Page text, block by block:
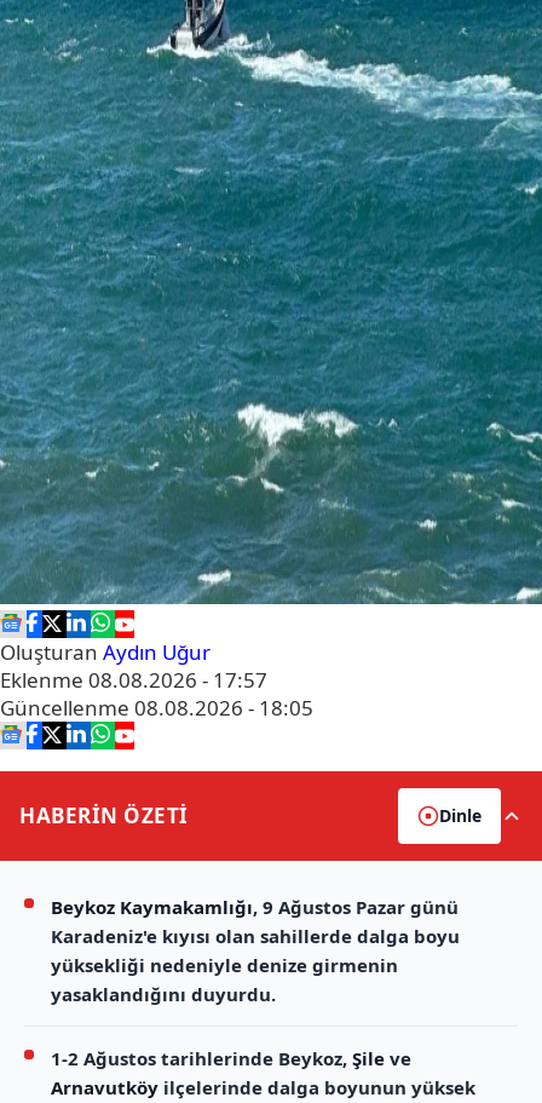
Oluşturan Aydın Uğur
Eklenme 08.08.2026 - 17:57
Güncellenme 08.08.2026 - 18:05
HABERİN ÖZETİ Dinle
Beykoz Kaymakamlığı, 9 Ağustos Pazar günü
Karadeniz'e kıyısı olan sahillerde dalga boyu
yüksekliği nedeniyle denize girmenin
yasaklandığını duyurdu.
1-2 Ağustos tarihlerinde Beykoz, Şile ve
Arnavutköy ilçelerinde dalga boyunun yüksek